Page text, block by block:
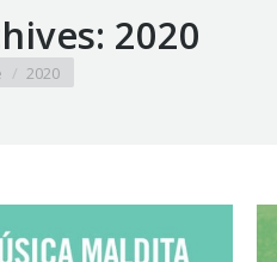
2020
here:
2020